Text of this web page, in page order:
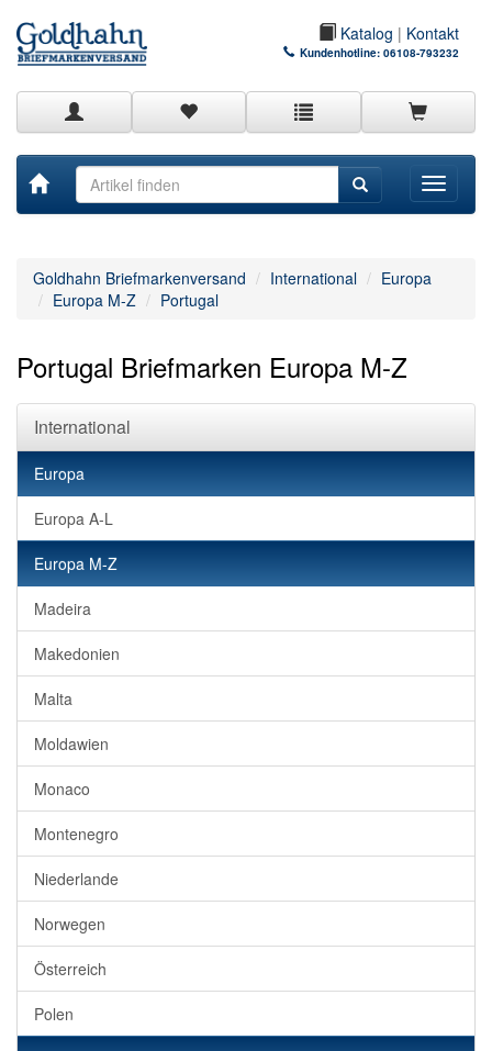
Katalog | Kontakt
Kundenhotline: 06108-793232
Toggle
Goldhahn Briefmarkenversand International
Europa
Europa M-Z
Portugal
Portugal Briefmarken Europa M-Z
International
Europa
Europa A-L
Europa M-Z
Madeira
Makedonien
Malta
Moldawien
Monaco
Montenegro
Niederlande
Norwegen
Österreich
Polen